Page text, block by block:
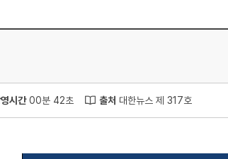
시간00분 42초 출처 대한뉴스 제 317호